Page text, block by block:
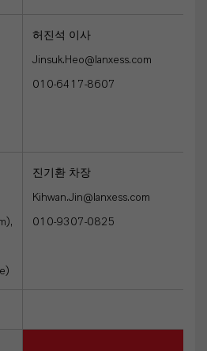
허진석 이사
Jinsuk.Heo@lanxess.com
010-6417-8607
진기환 차장
Kihwan.Jin@lanxess.com
010-9307-0825